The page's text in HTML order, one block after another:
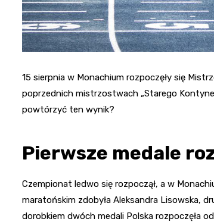
15 sierpnia w Monachium rozpoczęły się
poprzednich mistrzostwach „Starego
powtórzyć ten wynik?
Pierwsze medale
Czempionat ledwo się rozpoczął, a w
maratońskim zdobyła Aleksandra Lisowska,
dorobkiem dwóch medali Polska rozpoczęła